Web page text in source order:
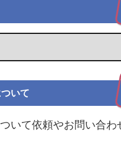
いて
いて依頼やお問い合わ